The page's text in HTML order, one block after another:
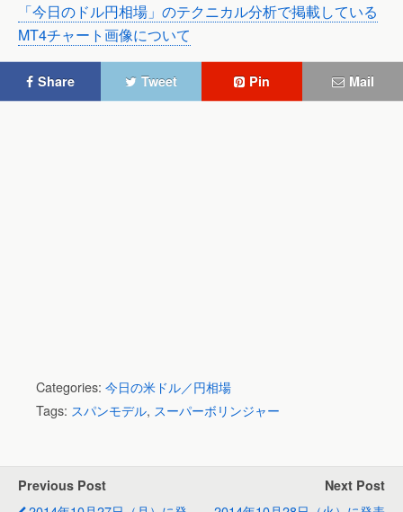
「今日のドル円相場」のテクニカル分析で掲載している
MT4チャート画像について
Share Tweet Pin Mail
Categories: 今日の米ドル／円相場
Tags: スパンモデル, スーパーボリンジャー
Previous Post Next Post